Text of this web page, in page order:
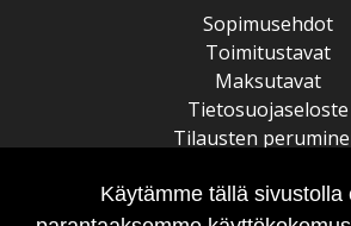
Sopimusehdot
Toimitustavat
Maksutavat
Tietosuojaseloste
Tilausten
Käytämme tällä sivustolla